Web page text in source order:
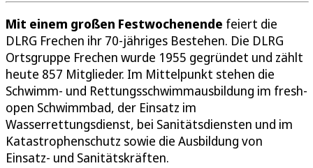
Mit einem großen Festwochenende feiert die
DLRG Frechen ihr 70-jähriges Bestehen. Die DLRG
Ortsgruppe Frechen wurde 1955 gegründet und zählt
heute 857 Mitglieder. Im Mittelpunkt stehen die
Schwimm- und Rettungsschwimmausbildung im fresh-
open Schwimmbad, der Einsatz im
Wasserrettungsdienst, bei Sanitätsdiensten und im
Katastrophenschutz sowie die Ausbildung von
Einsatz- und Sanitätskräften.